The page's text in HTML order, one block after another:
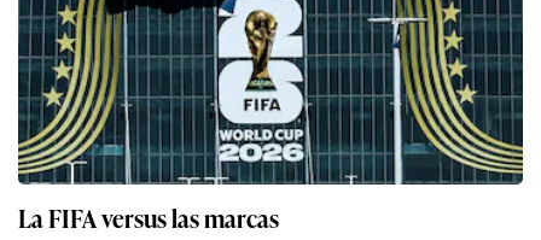
La FIFA versus las marcas